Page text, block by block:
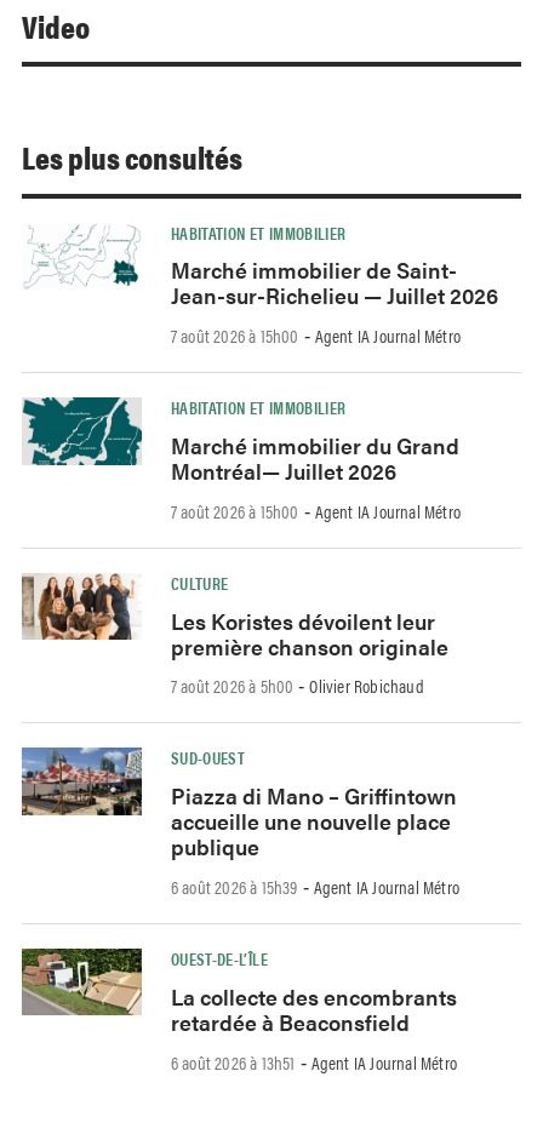
Video
Les plus consultés
HABITATION ET IMMOBILIER
Marché immobilier de Saint-
Jean-sur-Richelieu — Juillet 2026
7 août 2026 à 15h00 - Agent IA Journal Métro
HABITATION ET IMMOBILIER
Marché immobilier du Grand
Montréal— Juillet 2026
7 août 2026 à 15h00 - Agent IA Journal Métro
CULTURE
Les Koristes dévoilent leur
première chanson originale
7 août 2026 à 5h00 -Olivier Robichaud
SUD-OUEST
Piazza di Mano – Griffintown
accueille une nouvelle place
publique
6 août 2026 à 15h39 - Agent IA Journal Métro
OUEST-DE-L’ÎLE
La collecte des encombrants
retardée à Beaconsfield
6 août 2026 à 13h51 - Agent IA Journal Métro